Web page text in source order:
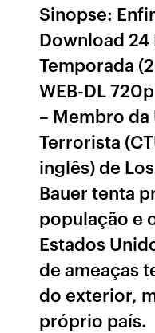
Sinopse:
Download 24
Temporada
WEB-DL
– Membro
Terrorista
inglês) de
Bauer tenta
população e
Estados
de ameaças
do exterior,
próprio país.